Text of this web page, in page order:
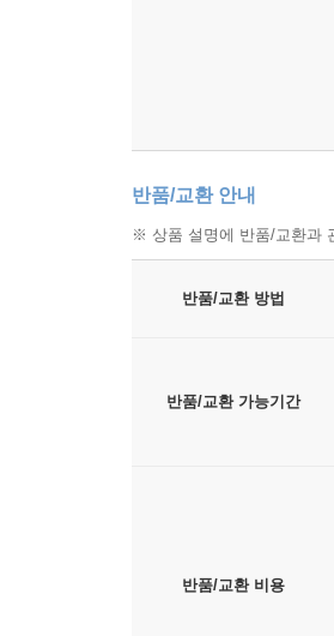
반품/교환 안내
※ 상품 설명에 반품/교환과
반품/교환 방법
반품/교환 가능기간
반품/교환 비용